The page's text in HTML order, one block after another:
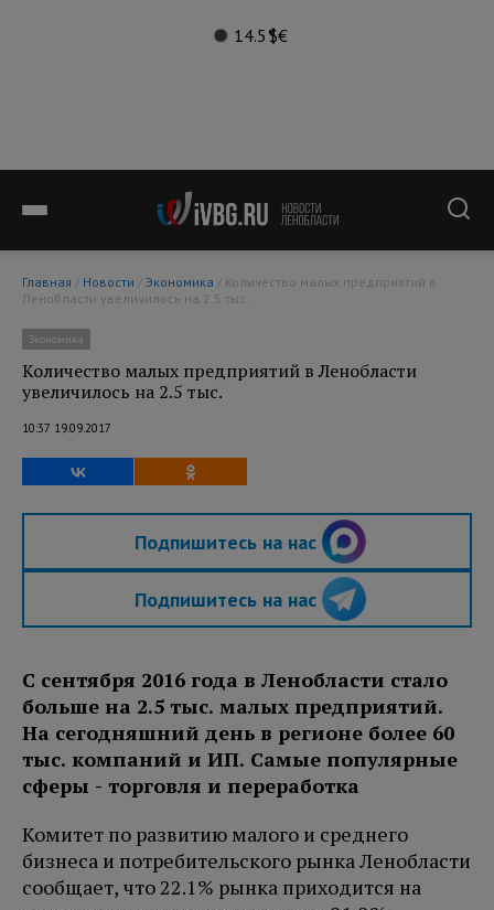
14.5°$€
Главная / Новости / Экономика
Ленобласти увеличилось на 2.5 тыс.
Экономика
Количество малых предприятий в Ленобласти
увеличилось на 2.5 тыс.
10:37 19.09.2017
Подпишитесь на нас
Подпишитесь на нас
С сентября 2016 года в Ленобласти стало
больше на 2.5 тыс. малых предприятий.
На сегодняшний день в регионе более 60
тыс. компаний и ИП. Самые популярные
сферы - торговля и переработка
Комитет по развитию малого и среднего
бизнеса и потребительского рынка Ленобласти
сообщает, что 22.1% рынка приходится на